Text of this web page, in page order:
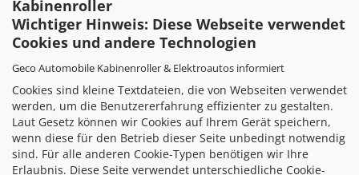
Kabinenroller
Wichtiger Hinweis: Diese Webseite verwendet
Cookies und andere Technologien
Geco Automobile Kabinenroller & Elektroautos informiert
Cookies sind kleine Textdateien, die von Webseiten verwendet
werden, um die Benutzererfahrung effizienter zu gestalten.
Laut Gesetz können wir Cookies auf Ihrem Gerät speichern,
wenn diese für den Betrieb dieser Seite unbedingt notwendig
sind. Für alle anderen Cookie-Typen benötigen wir Ihre
Erlaubnis. Diese Seite verwendet unterschiedliche Cookie-
Elektromobilität
Über uns
Facebook
Kundenservice
Fahrzeugcheck
Leasing